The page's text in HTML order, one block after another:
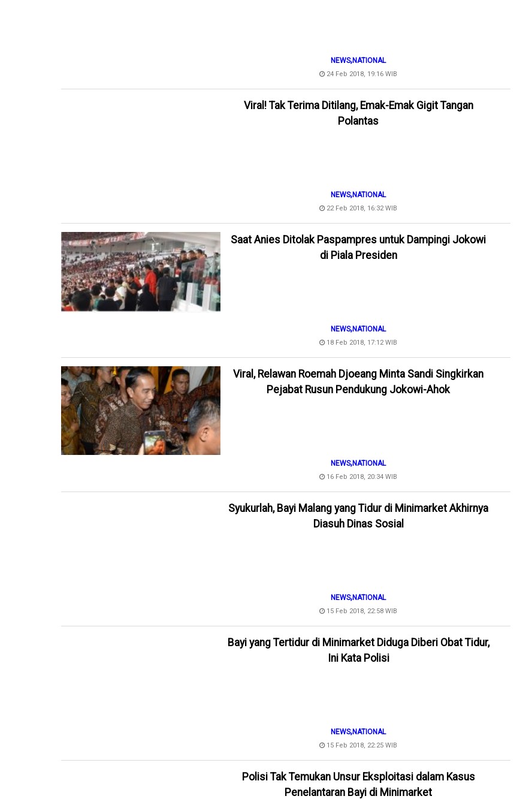
NEWS,NATIONAL
24 Feb 2018, 19:16 WIB
Viral! Tak Terima Ditilang, Emak-Emak Gigit Tangan
Polantas
NEWS,NATIONAL
22 Feb 2018, 16:32 WIB
Saat Anies Ditolak Paspampres untuk Dampingi Jokowi
di Piala Presiden
NEWS,NATIONAL
18 Feb 2018, 17:12 WIB
Viral, Relawan Roemah Djoeang Minta Sandi Singkirkan
Pejabat Rusun Pendukung Jokowi-Ahok
NEWS,NATIONAL
16 Feb 2018, 20:34 WIB
Syukurlah, Bayi Malang yang Tidur di Minimarket Akhirnya
Diasuh Dinas Sosial
NEWS,NATIONAL
15 Feb 2018, 22:58 WIB
Bayi yang Tertidur di Minimarket Diduga Diberi Obat Tidur,
Ini Kata Polisi
NEWS,NATIONAL
15 Feb 2018, 22:25 WIB
Polisi Tak Temukan Unsur Eksploitasi dalam Kasus
Penelantaran Bayi di Minimarket